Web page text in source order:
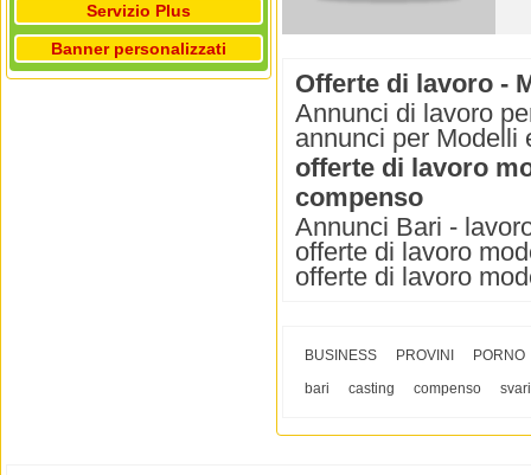
Servizio Plus
Banner personalizzati
Offerte di lavoro -
Annunci di lavoro
annunci per Modelli
offerte di lavoro
compenso
Annunci Bari -
offerte di lavoro
offerte di lavoro
BUSINESS PROVINI
PORNO
bari
casting compenso